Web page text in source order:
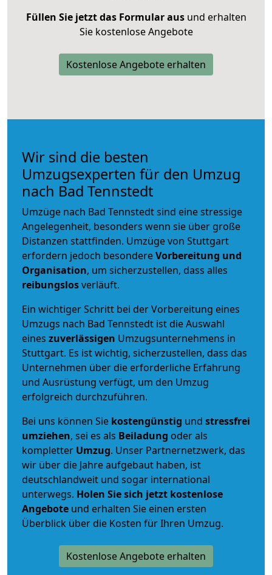
Füllen Sie jetzt das Formular ausund erhalten
Sie kostenlose Angebote
Kostenlose Angebote erhalten
Wir sind die besten
Umzugsexperten für den Umzug
nach Bad Tennstedt
Umzüge nach Bad Tennstedt sind eine stressige
Angelegenheit, besonders wenn sie über große
Distanzen stattfinden. Umzüge von Stuttgart
erfordern jedoch besondereVorbereitung und
Organisation, um sicherzustellen, dass alles
reibungslosverläuft.
Ein wichtiger Schritt bei der Vorbereitung eines
Umzugs nach Bad Tennstedt ist die Auswahl
eines zuverlässigen Umzugsunternehmens in
Stuttgart. Es ist wichtig, sicherzustellen, dass das
Unternehmen über die erforderliche Erfahrung
und Ausrüstung verfügt, um den Umzug
erfolgreich durchzuführen.
Bei uns können Sie kostengünstig und stressfrei
umziehen, sei es als Beiladung oder als
kompletter Umzug. Unser Partnernetzwerk, das
wir über die Jahre aufgebaut haben, ist
deutschlandweit und sogar international
unterwegs. Holen Sie sich jetzt kostenlose
Angebote und erhalten Sie einen ersten
Überblick über die Kosten für Ihren Umzug.
Kostenlose Angebote erhalten